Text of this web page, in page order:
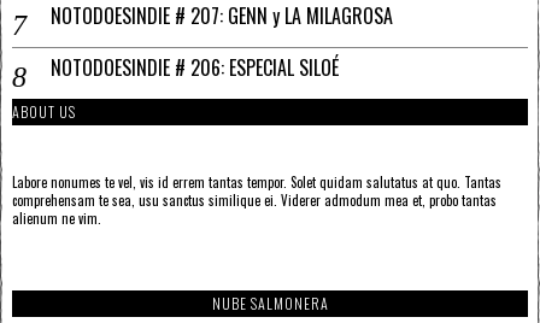
NOTODOESINDIE # 207: GENN y LA MILAGROSA
NOTODOESINDIE # 206: ESPECIAL SILOÉ
ABOUT US
Labore nonumes te vel, vis id errem tantas tempor. Solet quidam salutatus at quo. Tantas
comprehensam te sea, usu sanctus similique ei. Viderer admodum mea et, probo tantas
alienum ne vim.
NUBE SALMONERA